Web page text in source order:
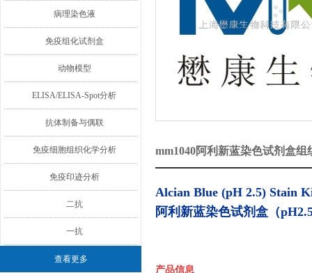
病理染色液
免疫组化试剂盒
动物模型
ELISA/ELISA-Spot分析
抗体制备与偶联
免疫细胞组织化学分析
免疫印迹分析
二抗
一抗
查看更多
mm1040阿利新蓝染色试剂盒
Alcian Blue (pH 2.5) Stain
阿利新蓝染色试剂盒（
产品信息